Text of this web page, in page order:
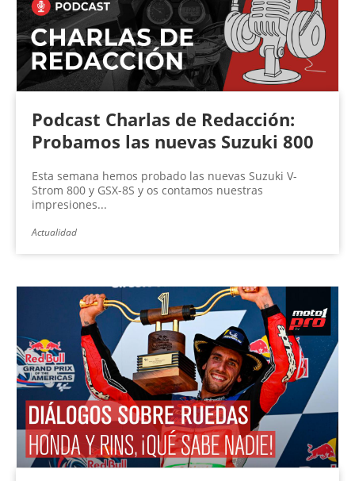
Podcast Charlas de Redacción:
Probamos las nuevas Suzuki 800
Esta semana hemos probado las nuevas Suzuki V-
Strom 800 y GSX-8S y os contamos nuestras
impresiones...
Actualidad